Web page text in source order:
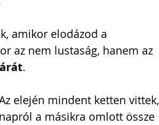
amikor elodázod a
az nem lustaság, hanem az
.
elején mindent ketten vittek,
a másikra omlott össze